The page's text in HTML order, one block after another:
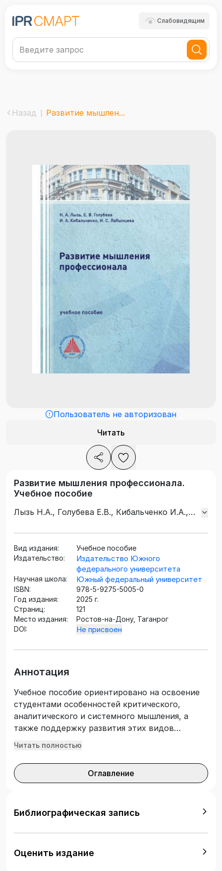
Слабовидящим
Назад Развитие мышлен...
Пользователь не авторизован
Читать
Развитие мышления профессионала.
Учебное пособие
Лызь Н.А., Голубева Е.В., Кибальченко И.А.,
Вид издания:
Учебное пособие
Издательство:
Издательство Южного
федерального университета
Научная школа: Южный федеральный университет
ISBN:
978-5-9275-5005-0
Год издания:
2025 г.
Страниц:
121
Место издания:
Ростов-на-Дону, Таганрог
DOI:
Не присвоен
Аннотация
Учебное пособие ориентировано на освоение
студентами особенностей критического,
аналитического и системного мышления, а
также поддержку развития этих видов
мышления и когнитивных способностей в
последовательно рассматриваются
психологические характеристики
диагностики и развития, приводятся
задания. Четвертый раздел посвящен влиянию
цифровизации и искусственного интеллекта на
когнитивные процессы человека. Учебное
Читать полностью
Оглавление
Библиографическая запись
Оценить издание